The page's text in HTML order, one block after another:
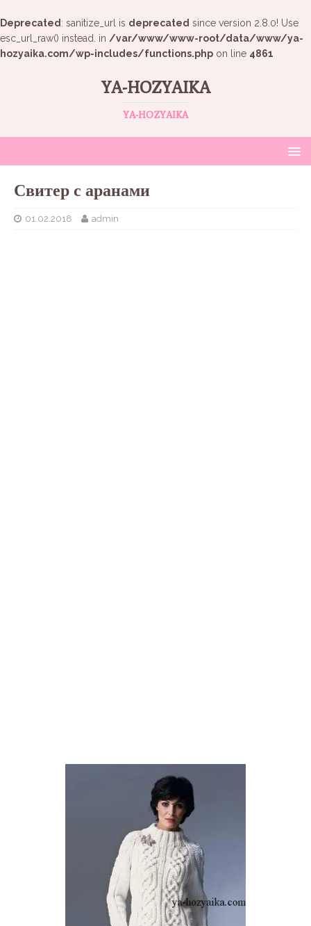
Deprecated : sanitize_url is deprecated since version 2.8.0! Use
esc_url_raw() instead. in /var/www/www-root/data/www/ya-
hozyaika.com/wp-includes/functions.php on line 4861
YA-HOZYAIKA
YA-HOZYAIKA
Свитер с аранами
01.02.2018 admin